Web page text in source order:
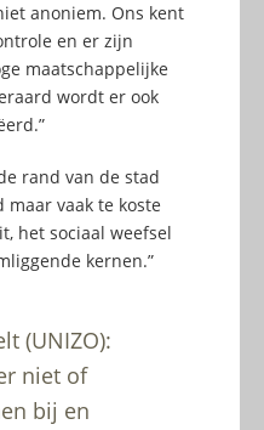
anoniem. Ons kent
en er zijn
maatschappelijke
wordt er ook
rand van de stad
vaak te koste
het sociaal weefsel
kernen.”
(UNIZO):
niet of
bij en